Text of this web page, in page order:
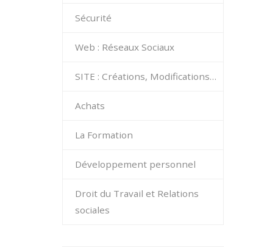
Sécurité
Web : Réseaux Sociaux
SITE : Créations, Modifications…
Achats
La Formation
Développement personnel
Droit du Travail et Relations
sociales